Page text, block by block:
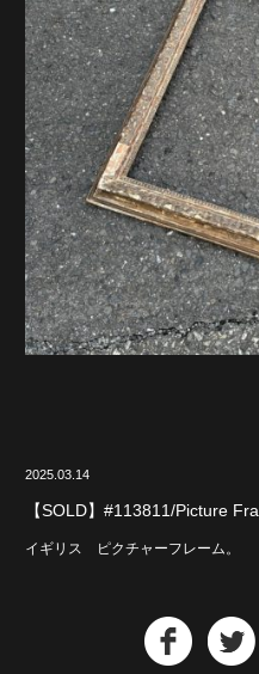
2025.03.14
【SOLD】#113811/Picture
イギリス ピクチャーフレーム。